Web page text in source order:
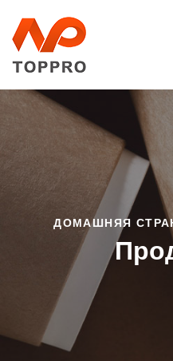
ДОМАШНЯЯ